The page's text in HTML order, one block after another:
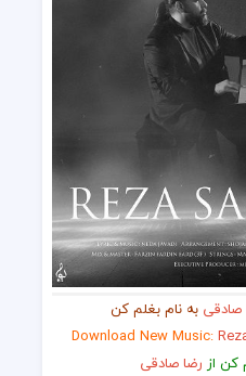
صادقی به نام بغلم کن
Download New Music:
کن از رضا صادقی